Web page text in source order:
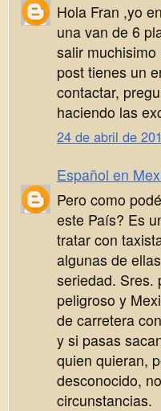
Hola Fran ,yo
una van de 6
salir
post tienes un
contactar,
haciendo las
24 de abril de
Español en
Pero como
este País? Es
tratar con
algunas de
seriedad. Sres.
peligroso y
de carretera
y si pasas
quien quieran,
desconocido,
circunstancias.